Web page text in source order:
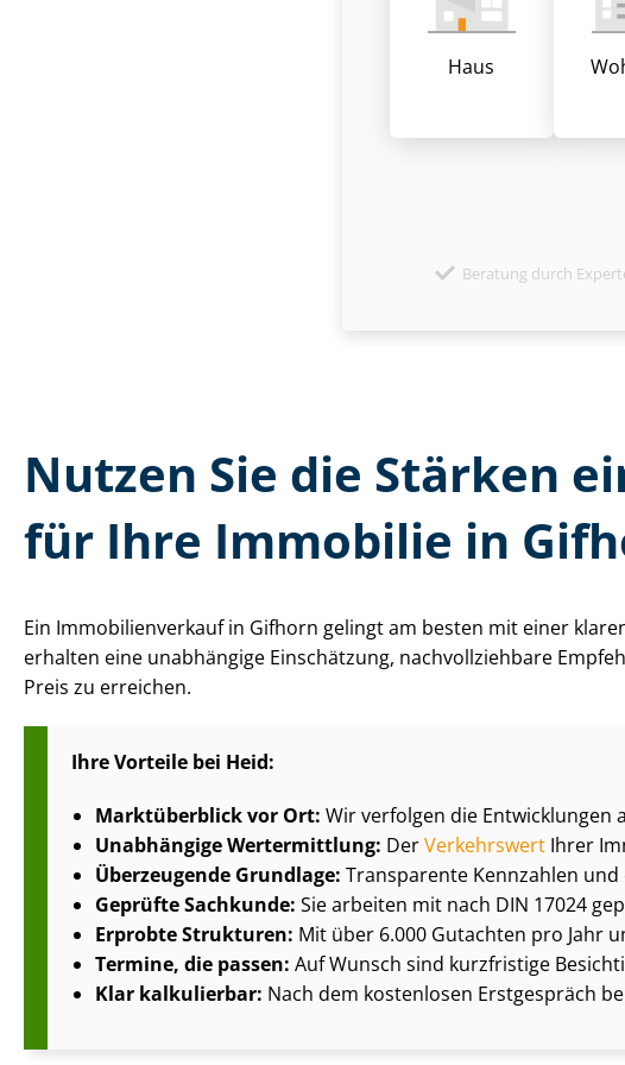
Haus
Beratung durch
Nutzen Sie die Stärken
für Ihre Immobilie in
Ein Im­mo­bi­li­en­ver­kauf in Gifhorn gelingt am besten mit einer
erhalten eine unabhängige Einschätzung, nach­voll­zieh­ba­re
Preis zu erreichen.
Ihre Vorteile bei Heid:
Marktüberblick vor Ort: Wir verfolgen die
Unabhängige Wertermittlung: DerVerkehrswert Ihrer
Überzeugende Grundlage: Transparente Kennzahlen und
Geprüfte Sachkunde: Sie arbeiten mit nach DIN 17024
Erprobte Strukturen: Mit über 6.000 Gutachten pro Jahr
Termine, die passen: Auf Wunsch sind kurzfristige
Klar kalkulierbar: Nach dem kostenlosen Erstgespräch